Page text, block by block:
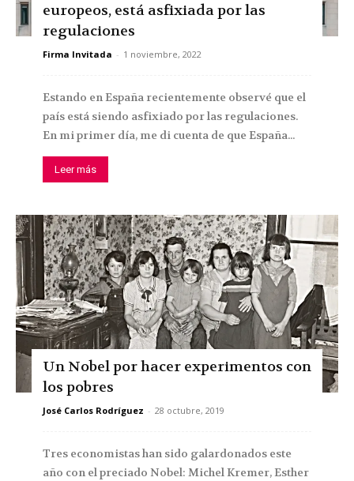
europeos, está asfixiada por las
regulaciones
Firma Invitada - 1 noviembre, 2022
Estando en España recientemente observé que el
país está siendo asfixiado por las regulaciones.
En mi primer día, me di cuenta de que España...
Leer más
Un Nobel por hacer experimentos con
los pobres
José Carlos Rodríguez - 28 octubre, 2019
Tres economistas han sido galardonados este
año con el preciado Nobel: Michel Kremer, Esther